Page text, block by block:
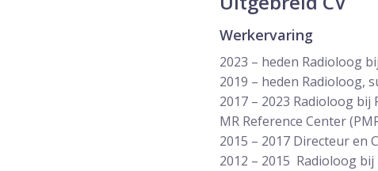
Werkervaring
2023 – heden Radioloog
2019 – heden Radioloog,
2017 – 2023 Radioloog
MR Reference Center
2015 – 2017 Directeur en
2012 – 2015 Radioloog